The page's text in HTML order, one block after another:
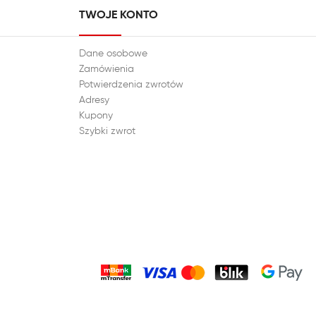
TWOJE KONTO
Dane osobowe
Zamówienia
Potwierdzenia zwrotów
Adresy
Kupony
Szybki zwrot